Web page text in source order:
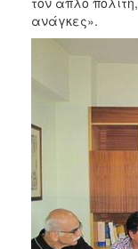
ανάγκες».